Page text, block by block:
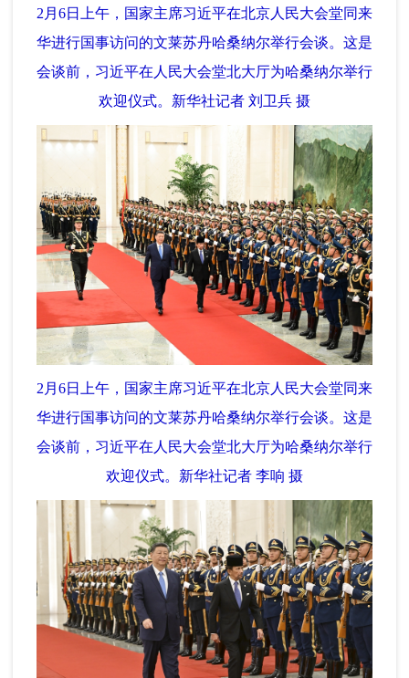
2月6日上午，国家主席习近平在北京人民大会堂同来
华进行国事访问的文莱苏丹哈桑纳尔举行会谈。这是
会谈前，习近平在人民大会堂北大厅为哈桑纳尔举行
欢迎仪式。新华社记者 刘卫兵 摄
2月6日上午，国家主席习近平在北京人民大会堂同来
华进行国事访问的文莱苏丹哈桑纳尔举行会谈。这是
会谈前，习近平在人民大会堂北大厅为哈桑纳尔举行
欢迎仪式。新华社记者 李响 摄